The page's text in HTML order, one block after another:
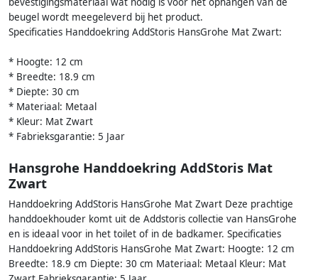
beugel wordt meegeleverd bij het product.
Specificaties Handdoekring AddStoris HansGrohe Mat Zwart:
* Hoogte: 12 cm
* Breedte: 18.9 cm
* Diepte: 30 cm
* Materiaal: Metaal
* Kleur: Mat Zwart
* Fabrieksgarantie: 5 Jaar
Hansgrohe Handdoekring AddStoris Mat
Zwart
Handdoekring AddStoris HansGrohe Mat Zwart Deze prachtige
handdoekhouder komt uit de Addstoris collectie van HansGrohe
en is ideaal voor in het toilet of in de badkamer. Specificaties
Handdoekring AddStoris HansGrohe Mat Zwart: Hoogte: 12 cm
Breedte: 18.9 cm Diepte: 30 cm Materiaal: Metaal Kleur: Mat